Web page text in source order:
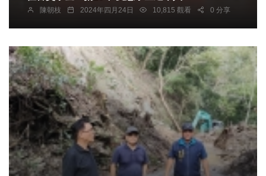
陳朝枝 2024年四月24日 10,815 觀看 0 分享